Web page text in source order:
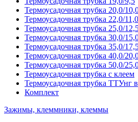
Термоусадочная трубка 20,0/
Термоусадочная трубка 22,0/11,0
Термоусадочная трубка 25,0/
Термоусадочная трубка 30,0/
Термоусадочная трубка 35,0/
Термоусадочная трубка 40,0/
Термоусадочная трубка 50,0/
Термоусадочная трубка с клеем
Термоусадочная трубка ТТУнг
Комплект
Зажимы, клеммники, клеммы